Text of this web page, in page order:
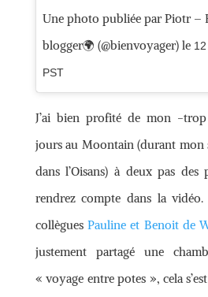
Une photo publiée par Piotr –
blogger🌍 (@bienvoyager) le
PST
J’ai bien profité de mon -
jours au Moontain (durant mon
dans l’Oisans) à deux pas des
rendrez compte dans la
collèguesPauline et Benoit de
justement partagé une
« voyage entre potes », cela